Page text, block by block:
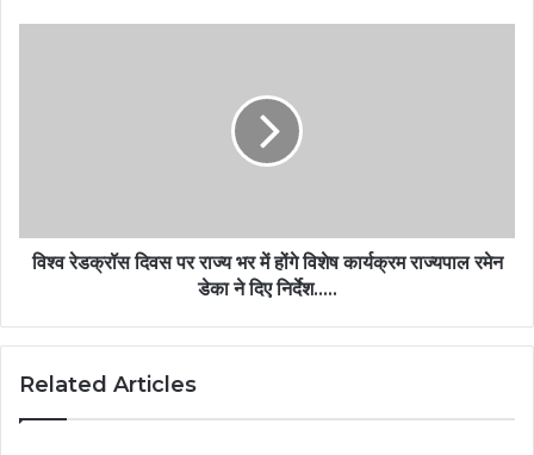
विश्व रेडक्रॉस दिवस पर राज्य भर में होंगे विशेष कार्यक्रम राज्यपाल रमेन
डेका ने दिए निर्देश…..
Related Articles